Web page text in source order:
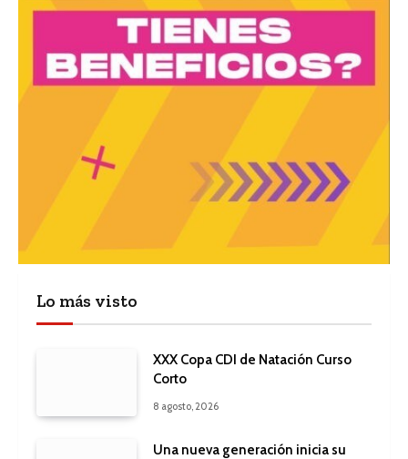
Lo más visto
XXX Copa CDI de Natación Curso
Corto
8 agosto, 2026
Una nueva generación inicia su